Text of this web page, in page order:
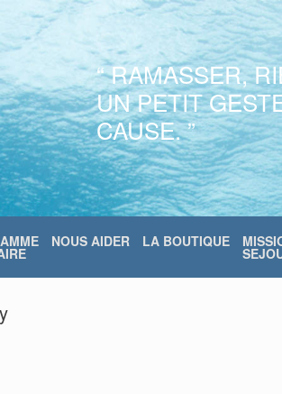
“ RAMASSER,
UN PETIT
CAUSE. ”
NOUS AIDER LA BOUTIQUE